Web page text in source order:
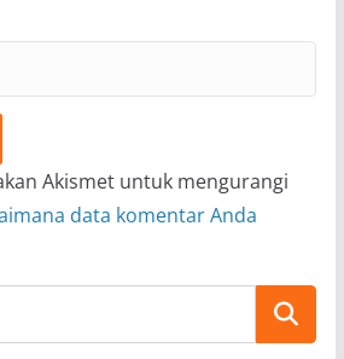
Akismet untuk mengurangi
data komentar Anda